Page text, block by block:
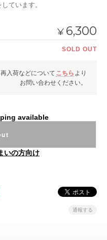
ています。
¥ 6,300
SOLD OUT
入荷などについて こちら より
お問い合わせください。
available
いの方向け
通報する